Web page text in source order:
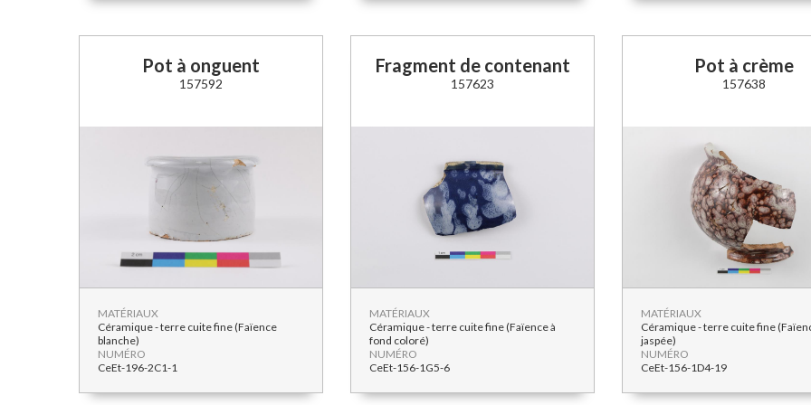
Pot à onguent
157592
MATÉRIAUX
Céramique - terre cuite fine (Faïence
blanche)
NUMÉRO
CeEt-196-2C1-1
Fragment de contenant
157623
MATÉRIAUX
Céramique - terre cuite fine (Faïence à
fond coloré)
NUMÉRO
CeEt-156-1G5-6
Pot à crème
157638
MATÉRIAUX
Céramique - terre cuite fine
jaspée)
NUMÉRO
CeEt-156-1D4-19